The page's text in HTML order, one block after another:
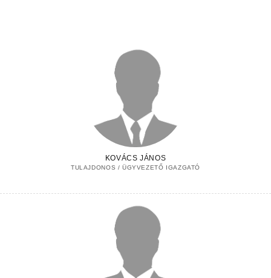
KOVÁCS JÁNOS
TULAJDONOS / ÜGYVEZETŐ IGAZGATÓ